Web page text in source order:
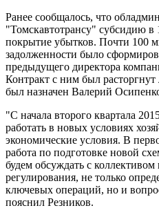
Ранее сообщалось, что
"Томскавтотрансу" субсидию в
покрытие убытков. Почти 100
задолженности было
предыдущего директора
Контракт с ним был
был назначен Валерий
"С начала второго квартала
работать в новых условиях
экономические условия. В
работа по подготовке новой
будем обсуждать с
регулирования, не только
ключевых операций, но и
пояснил Резников.